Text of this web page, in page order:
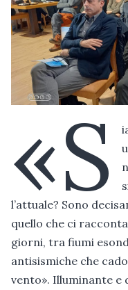
«S
l’attuale? Sono
quello che ci
giorni, tra fiumi
antisismiche che
vento». Illuminante e